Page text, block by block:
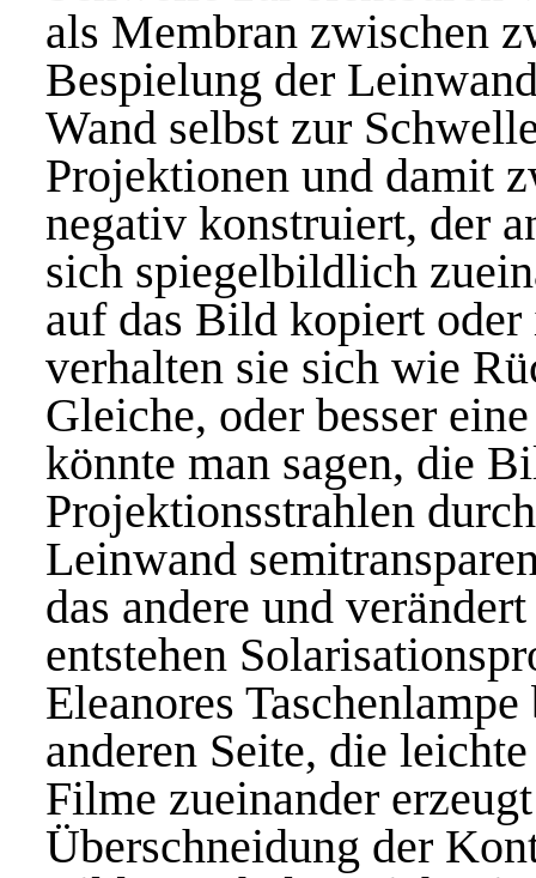
als Membran zwischen
Bespielung der
Wand selbst zur
Projektionen und damit
negativ konstruiert, der
sich spiegelbildlich
auf das Bild kopiert
verhalten sie sich wie
Gleiche, oder besser
könnte man sagen, die
Projektionsstrahlen
Leinwand
das andere und
entstehen
Eleanores
anderen Seite, die
Filme zueinander
Überschneidung der